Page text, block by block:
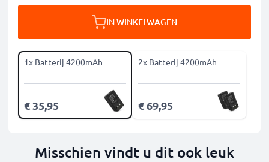
IN WINKELWAGEN
1x Batterij 4200mAh
€ 35,95
2x Batterij 4200mAh
€ 69,95
Misschien vindt u dit ook leuk